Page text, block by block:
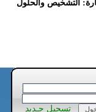
التشخيص والحلول
تسجيل جـديد